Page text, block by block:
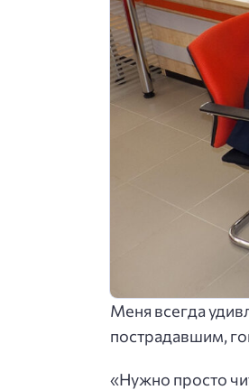
Меня всегда
пострадавшим,
«Нужно просто